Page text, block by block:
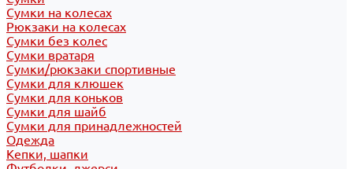
Сумки на колесах
Рюкзаки на колесах
Сумки без колес
Сумки вратаря
Сумки/рюкзаки спортивные
Сумки для клюшек
Сумки для коньков
Сумки для шайб
Сумки для принадлежностей
Одежда
Кепки, шапки